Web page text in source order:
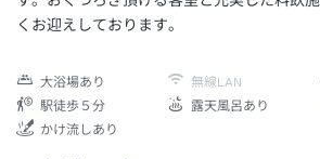
くお迎えしております。
大浴場あり 無線LAN
駅徒歩５分
露天風呂あり
かけ流しあり